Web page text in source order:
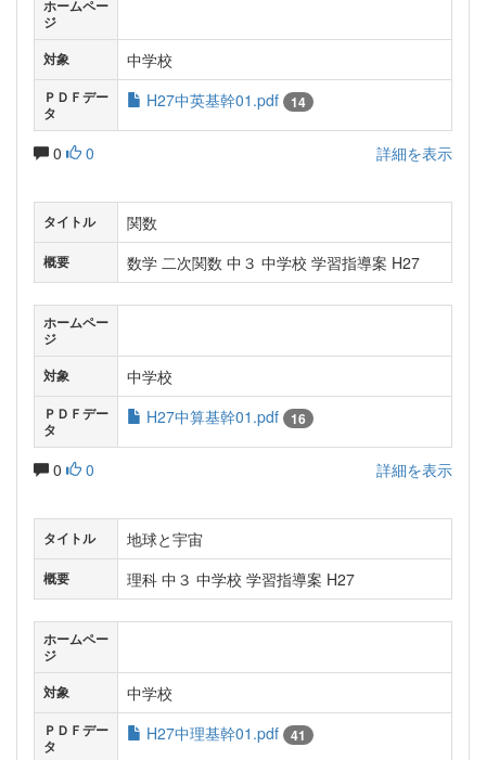
ホームペー
ジ
対象
中学校
ＰＤＦデー
タ
H27中英基幹01.pdf 14
0 0 詳細を表示
タイトル 関数
概要 数学 二次関数 中３ 中学校 学習指導案 H27
ホームペー
ジ
対象
中学校
ＰＤＦデー
タ
H27中算基幹01.pdf 16
0 0 詳細を表示
タイトル 地球と宇宙
概要 理科 中３ 中学校 学習指導案 H27
ホームペー
ジ
対象
中学校
ＰＤＦデー
タ
H27中理基幹01.pdf 41